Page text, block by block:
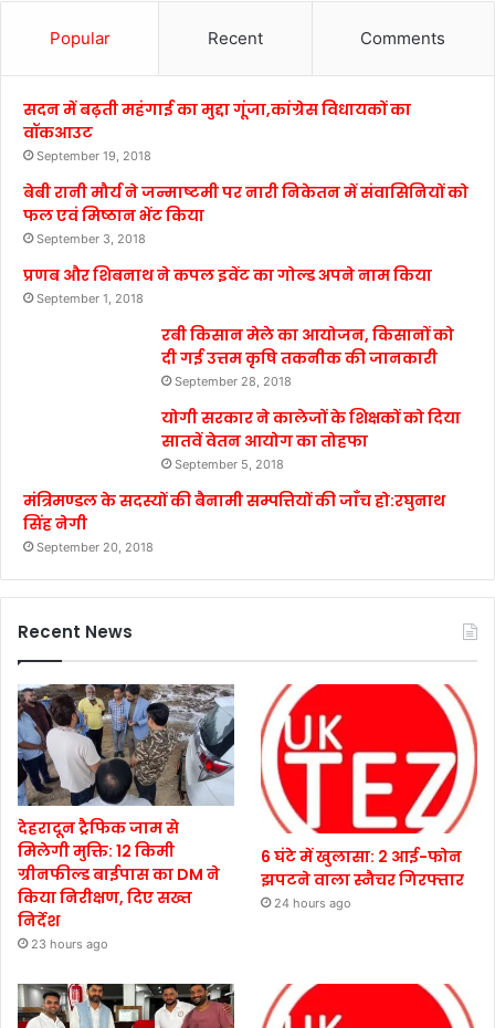
Popular Recent Comments
सदन में बढ़ती महंगाई का मुद्दा गूंजा,कांग्रेस विधायकों का
वॉकआउट
September 19, 2018
बेबी रानी मौर्य ने जन्माष्टमी पर नारी निकेतन में संवासिनियों को
फल एवं मिष्ठान भेंट किया
September 3, 2018
प्रणब और शिबनाथ ने कपल इवेंट का गोल्ड अपने नाम किया
September 1, 2018
रबी किसान मेले का आयोजन, किसानों को
दी गई उत्तम कृषि तकनीक की जानकारी
September 28, 2018
योगी सरकार ने कालेजों के शिक्षकों को दिया
सातवें वेतन आयोग का तोहफा
September 5, 2018
मंत्रिमण्डल के सदस्यों की बैनामी सम्पत्तियों की जाँच हो:रघुनाथ
सिंह नेगी
September 20, 2018
Recent News
देहरादून ट्रैफिक जाम से
मिलेगी मुक्ति: 12 किमी
ग्रीनफील्ड बाईपास का DM ने
किया निरीक्षण, दिए सख्त
निर्देश
23 hours ago
6 घंटे में खुलासा: 2 आई-फोन
झपटने वाला स्नैचर गिरफ्तार
24 hours ago